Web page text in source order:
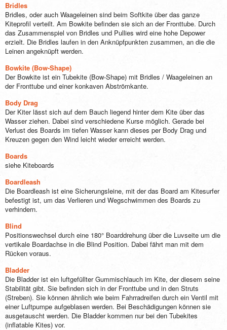
Bridles
Bridles, oder auch Waageleinen sind beim Softkite über das ganze
Kiteprofil verteilt. Am Bowkite befinden sie sich an der Fronttube. Durch
das Zusammenspiel von Bridles und Pullies wird eine hohe Depower
erzielt. Die Bridles laufen in den Anknüpfpunkten zusammen, an die die
Leinen angeknüpft werden.
Bowkite (Bow-Shape)
Der Bowkite ist ein Tubekite (Bow-Shape) mit Bridles / Waageleinen an
der Fronttube und einer konkaven Abströmkante.
Body Drag
Der Kiter lässt sich auf dem Bauch liegend hinter dem Kite über das
Wasser ziehen. Dabei sind verschiedene Kurse möglich. Gerade bei
Verlust des Boards im tiefen Wasser kann dieses per Body Drag und
Kreuzen gegen den Wind leicht wieder erreicht werden.
Boards
siehe Kiteboards
Boardleash
Die Boardleash ist eine Sicherungsleine, mit der das Board am Kitesurfer
befestigt ist, um das Verlieren und Wegschwimmen des Boards zu
verhindern.
Blind
Positionswechsel durch eine 180° Boarddrehung über die Luvseite um die
vertikale Boardachse in die Blind Position. Dabei fährt man mit dem
Rücken voraus.
Bladder
Die Bladder ist ein luftgefüllter Gummischlauch im Kite, der diesem seine
Stabilität gibt. Sie befinden sich in der Fronttube und in den Struts
(Streben). Sie können ähnlich wie beim Fahrradreifen durch ein Ventil mit
einer Luftpumpe aufgeblasen werden. Bei Beschädigungen können sie
ausgetauscht werden. Die Bladder kommen nur bei den Tubekites
(inflatable Kites) vor.